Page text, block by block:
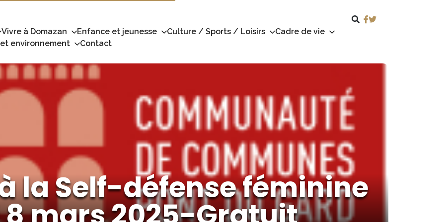
Vivre à Domazan Enfance et jeunesse Culture / Sports / Loisirs
Cadre de vie
environnement
Contact
la Self-défense féminine